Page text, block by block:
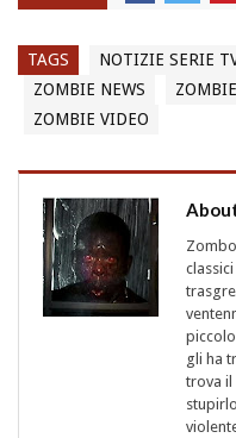
TAGS NOTIZIE SERIE
ZOMBIE NEWS
ZOMBIE VIDEO
gli ha
trova il